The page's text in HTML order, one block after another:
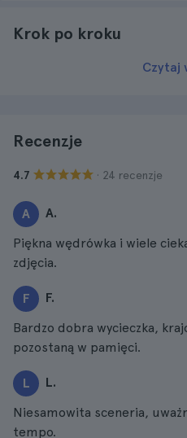
Krok po kroku
Czytaj
Recenzje
4.7 · 24 recenzje
A A.
Piękna wędrówka i wiele
zdjęcia.
F F.
Bardzo dobra wycieczka,
pozostaną w pamięci.
L L.
Niesamowita sceneria,
tempo.